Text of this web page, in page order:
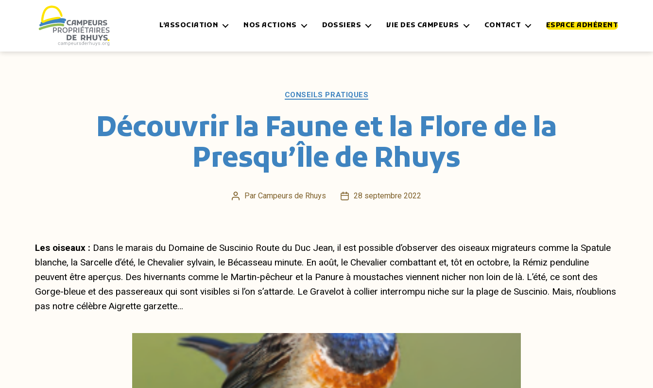
Campeurs
L’ASSOCIATION NOS ACTIONS DOSSIERS VIE DES CAMPEURS CONTACT ESPACE ADHÉRENT
Catégories
CONSEILS PRATIQUES
Découvrir la Faune et la Flore de la
Presqu’Île de Rhuys
Auteur
Par Campeurs de Rhuys
Date28 septembre 2022
Les oiseaux : Dans le marais du Domaine de Suscinio Route du Duc Jean, il est possible d’observer des oiseaux migrateurs comme la Spatule
blanche, la Sarcelle d’été, le Chevalier sylvain, le Bécasseau minute. En août, le Chevalier combattant et, tôt en octobre, la Rémiz penduline
peuvent être aperçus. Des hivernants comme le Martin-pêcheur et la Panure à moustaches viennent nicher non loin de là. L’été, ce sont des
Gorge-bleue et des passereaux qui sont visibles si l’on s’attarde. Le Gravelot à collier interrompu niche sur la plage de Suscinio. Mais, n’oublions
pas notre célèbre Aigrette garzette…